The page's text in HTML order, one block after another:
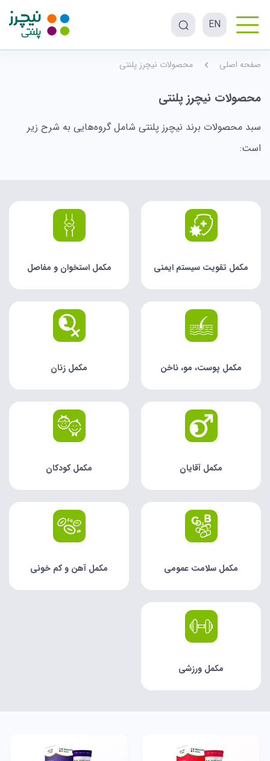
EN
صفحه اصلی محصولات نیچرز پلنتی
محصولات نیچرز پلنتی
سبد محصولات برند نیچرز پلنتی شامل گروه‌هایی به شرح زیر
است:
مکمل تقویت سیستم ایمنی مکمل استخوان و مفاصل
مکمل پوست، مو، ناخن مکمل زنان
مکمل آقایان مکمل کودکان
مکمل سلامت عمومی مکمل آهن و کم خونی
مکمل ورزشی